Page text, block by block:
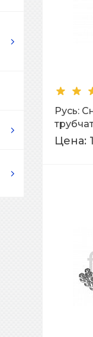
Русь:
L=3м
Цена: